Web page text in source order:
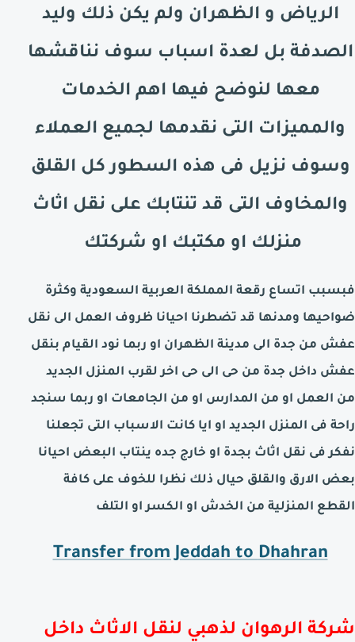
الرياض و الظهران ولم يكن ذلك وليد
الصدفة بل لعدة اسباب سوف نناقشها
معها لنوضح فيها اهم الخدمات
والمميزات التى نقدمها لجميع العملاء
وسوف نزيل فى هذه السطور كل القلق
والمخاوف التى قد تنتابك على نقل اثاث
منزلك او مكتبك او شركتك
فبسبب اتساع رقعة المملكة العربية السعودية وكثرة
ضواحيها ومدنها قد تضطرنا احيانا ظروف العمل الى نقل
عفش من جدة الى مدينة الظهران او ربما نود القيام بنقل
عفش داخل جدة من حى الى حى اخر لقرب المنزل الجديد
من العمل او من المدارس او من الجامعات او ربما سنجد
راحة فى المنزل الجديد او ايا كانت الاسباب التى تجعلنا
نفكر فى نقل اثاث بجدة او خارج جده ينتاب البعض احيانا
بعض الارق والقلق حيال ذلك نظرا للخوف على كافة
القطع المنزلية من الخدش او الكسر او التلف
Transfer from Jeddah toDhahran
شركة الرهوان لذهبي لنقل الاثاث داخل